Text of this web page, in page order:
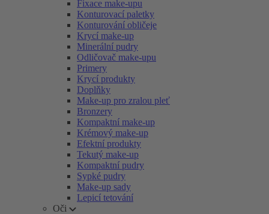
Fixace make-upu
Konturovací paletky
Konturování obličeje
Krycí make-up
Minerální pudry
Odličovač make-upu
Primery
Krycí produkty
Doplňky
Make-up pro zralou pleť
Bronzery
Kompaktní make-up
Krémový make-up
Efektní produkty
Tekutý make-up
Kompaktní pudry
Sypké pudry
Make-up sady
Lepicí tetování
Oči